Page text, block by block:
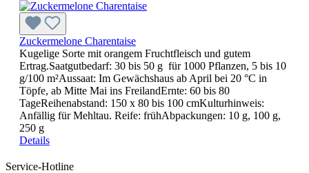
Zuckermelone Charentaise
Kugelige Sorte mit orangem Fruchtfleisch und gutem
Ertrag.Saatgutbedarf: 30 bis 50 g für 1000 Pflanzen, 5 bis 10
g/100 m²Aussaat: Im Gewächshaus ab April bei 20 °C in
Töpfe, ab Mitte Mai ins FreilandErnte: 60 bis 80
TageReihenabstand: 150 x 80 bis 100 cmKulturhinweis:
Anfällig für Mehltau. Reife: frühAbpackungen: 10 g, 100 g,
250 g
Details
Service-Hotline